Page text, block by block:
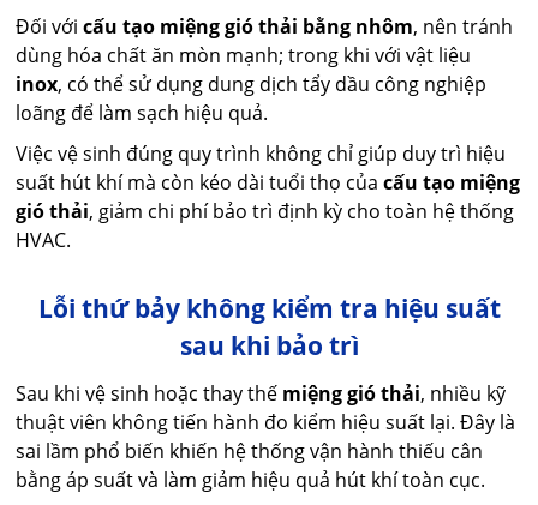
Đối vớicấu tạo miệng gió thải bằng nhôm, nên tránh
dùng hóa chất ăn mòn mạnh; trong khi với vật liệu
inox, có thể sử dụng dung dịch tẩy dầu công nghiệp
loãng để làm sạch hiệu quả.
Việc vệ sinh đúng quy trình không chỉ giúp duy trì hiệu
suất hút khí mà còn kéo dài tuổi thọ củacấu tạo miệng
gió thải, giảm chi phí bảo trì định kỳ cho toàn hệ thống
HVAC.
Lỗi thứ bảy không kiểm tra hiệu suất
sau khi bảo trì
Sau khi vệ sinh hoặc thay thế miệng gió thải, nhiều kỹ
thuật viên không tiến hành đo kiểm hiệu suất lại. Đây là
sai lầm phổ biến khiến hệ thống vận hành thiếu cân
bằng áp suất và làm giảm hiệu quả hút khí toàn cục.